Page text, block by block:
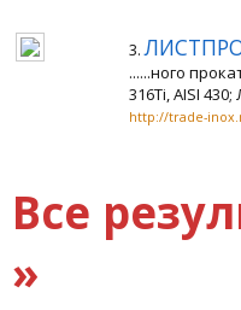
3.
......ного
316Ti, AISI
http://trade-
Все
»